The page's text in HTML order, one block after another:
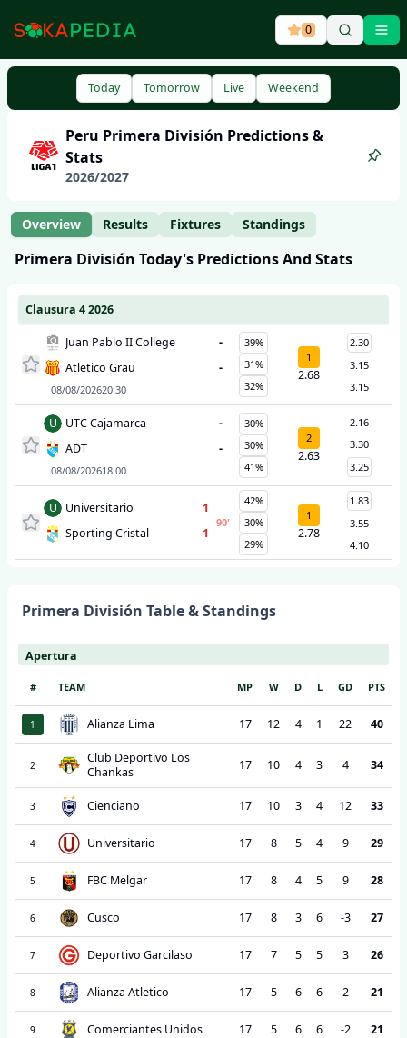
0
Today Tomorrow Live Weekend
Peru Primera División Predictions &
Stats
2026/2027
Overview Results Fixtures Standings
Primera División Today's Predictions And Stats
Clausura 4 2026
Juan Pablo II College
-
Atletico Grau
-
08/08/202620:30
39%
31%
32%
1
2.68
2.30
3.15
3.15
U UTC Cajamarca
-
ADT
-
08/08/202618:00
30%
30%
41%
2
2.63
2.16
3.30
3.25
U Universitario
1
Sporting Cristal
1
90'
42%
30%
29%
1
2.78
1.83
3.55
4.10
Primera División Table & Standings
Apertura
# TEAM MP W D L GD PTS
1 Alianza Lima 17 12 4 1 22 40
2
Club Deportivo Los
Chankas
17 10 4 3 4 34
3 Cienciano 17 10 3 4 12 33
4 Universitario 17 8 5 4 9 29
5 FBC Melgar 17 8 4 5 9 28
6 Cusco 17 8 3 6 -3 27
7 Deportivo Garcilaso 17 7 5 5 3 26
8 Alianza Atletico 17 5 6 6 2 21
9 Comerciantes Unidos 17 5 6 6 -2 21